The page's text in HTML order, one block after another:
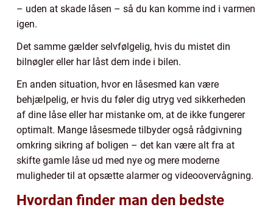
– uden at skade låsen – så du kan komme ind i varmen
igen.
Det samme gælder selvfølgelig, hvis du mistet din
bilnøgler eller har låst dem inde i bilen.
En anden situation, hvor en låsesmed kan være
behjælpelig, er hvis du føler dig utryg ved sikkerheden
af dine låse eller har mistanke om, at de ikke fungerer
optimalt. Mange låsesmede tilbyder også rådgivning
omkring sikring af boligen – det kan være alt fra at
skifte gamle låse ud med nye og mere moderne
muligheder til at opsætte alarmer og videoovervågning.
Hvordan finder man den bedste